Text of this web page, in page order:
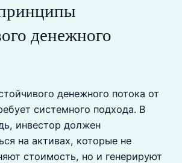
денежного
денежного потока от
системного подхода. В
инвестор должен
на активах, которые не
стоимость, но и генерируют